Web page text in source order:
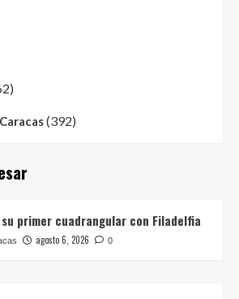
(392)
primer cuadrangular con Filadelfia
agosto 6, 2026 0